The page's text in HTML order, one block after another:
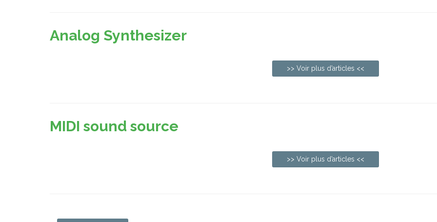
Analog Synthesizer
>> Voir plus d’articles <<
MIDI sound source
>> Voir plus d’articles <<